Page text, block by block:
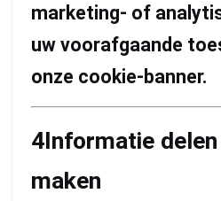
marketing- of
uw voorafgaande
onze cookie-banner.
4Informatie
maken